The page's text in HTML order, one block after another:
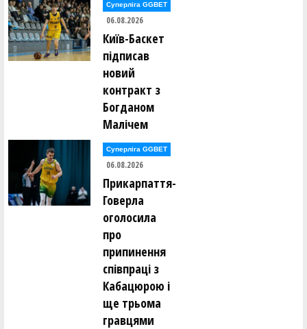
Юрій Вітківський ()
Єлизавета Войнаровська ()
Леонід Войнаровський ()
Максим Воробйов ()
Олександр Гайдамака ()
Михайло Гераськін ()
Олександр Гненюк ()
Максим Гопей ()
Денис Грищенко ()
Юрій Гуменков ()
Олексій Гусаковський ()
Олексій Гусаковський ()
Володимир Данилків ()
Владислав Делібалт ()
Федір Добровольский ()
Сергій Долованюк ()
Олександр Доценко ()
Володимир Драбіковський ()
Анастасія Дубова ()
Суперліга GGBET
06.08.2026
Київ-Баскет
підписав
новий
контракт з
Богданом
Малічем
Суперліга GGBET
06.08.2026
Прикарпаття-
Говерла
оголосила
про
припинення
співпраці з
Кабацюрою і
ще трьома
гравцями